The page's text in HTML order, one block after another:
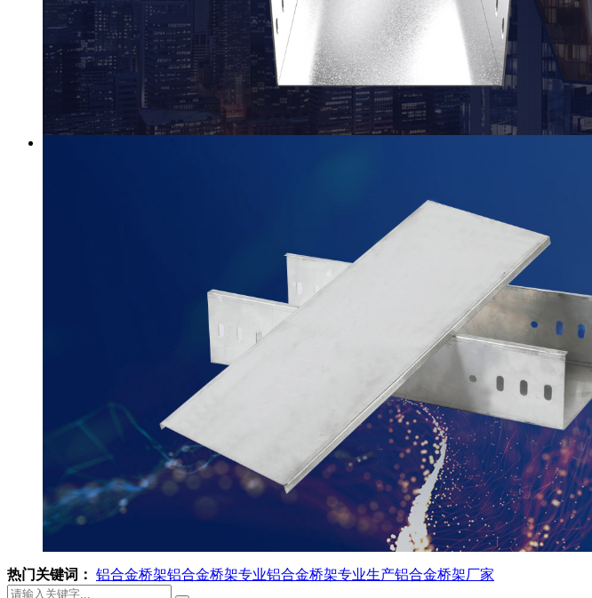
热门关键词： 铝合金桥架铝合金桥架专业铝合金桥架专业生产铝合金桥架厂家